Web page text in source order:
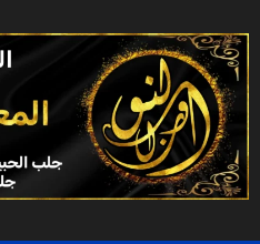
إلى
المحتوى